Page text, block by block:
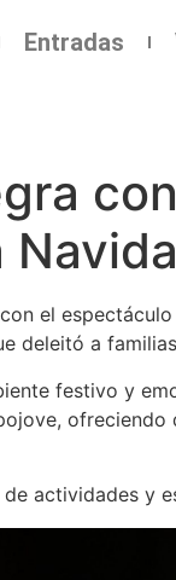
Entradas
el
deleitó a
festivo y
actividades y